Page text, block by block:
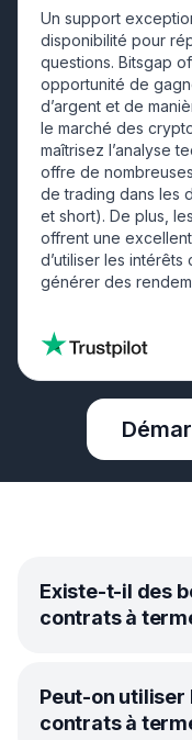
Un support
disponibilité pour
questions. Bitsgap
opportunité de
d’argent et de
le marché des
maîtrisez l’analyse
offre de
de trading dans les
et short). De plus,
offrent une
d’utiliser les
générer des
Existe-t-il des
contrats à
GRID, DCA, BTD,
ou AI Assistant.
Peut-on utiliser
contrats à